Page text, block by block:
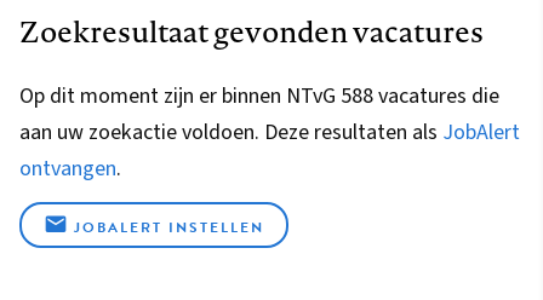
Zoekresultaat gevonden vacatures
Op dit moment zijn er binnen NTvG 588 vacatures die
aan uw zoekactie voldoen. Deze resultaten als JobAlert
ontvangen.
JOBALERT INSTELLEN